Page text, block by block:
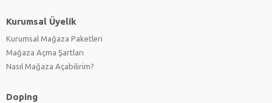
Kurumsal Üyelik
Kurumsal Mağaza Paketleri
Mağaza Açma Şartları
Nasıl Mağaza Açabilirim?
Doping